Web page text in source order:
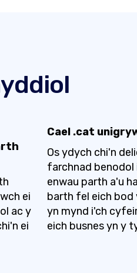
ei
ac y
ei
Cael .cat
Os ydych chi'n
farchnad benodol
enwau parth a'u
barth fel eich bod
yn mynd i'ch
eich busnes yn y